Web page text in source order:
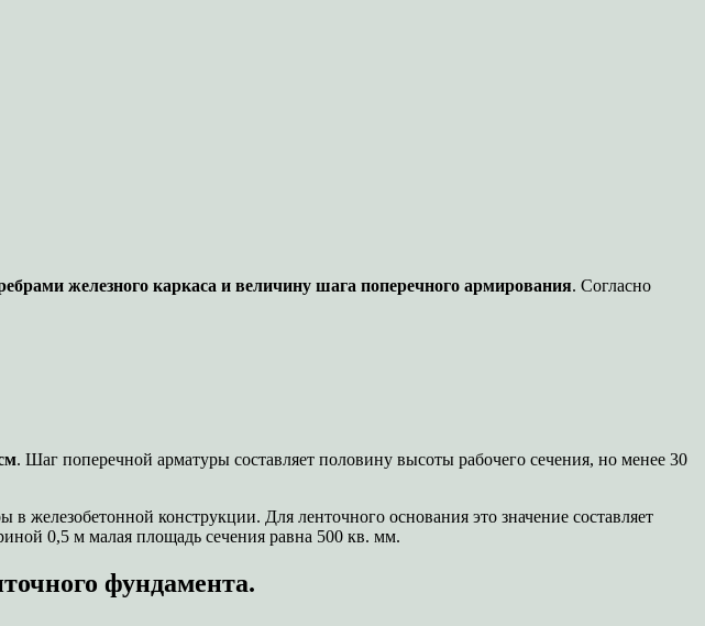
железного каркаса и величину шага поперечного армирования. Согласно
. Шаг поперечной арматуры составляет половину высоты рабочего сечения, но менее 30
железобетонной конструкции. Для ленточного основания это значение составляет
0,5 м малая площадь сечения равна 500 кв. мм.
фундамента.